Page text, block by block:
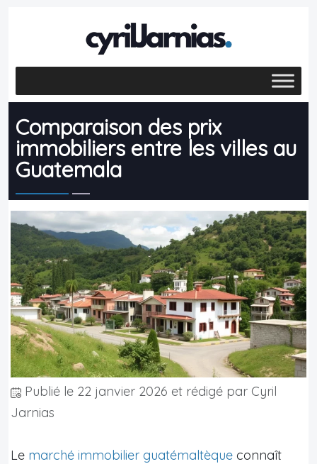
Comparaison des prix
immobiliers entre les villes au
Guatemala
Publié le 22 janvier 2026 et rédigé par Cyril
Jarnias
Le marché immobilier guatémaltèque connaît